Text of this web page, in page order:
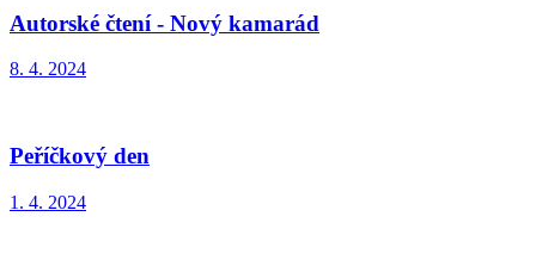
Autorské čtení - Nový kamarád
8. 4. 2024
Peříčkový den
1. 4. 2024